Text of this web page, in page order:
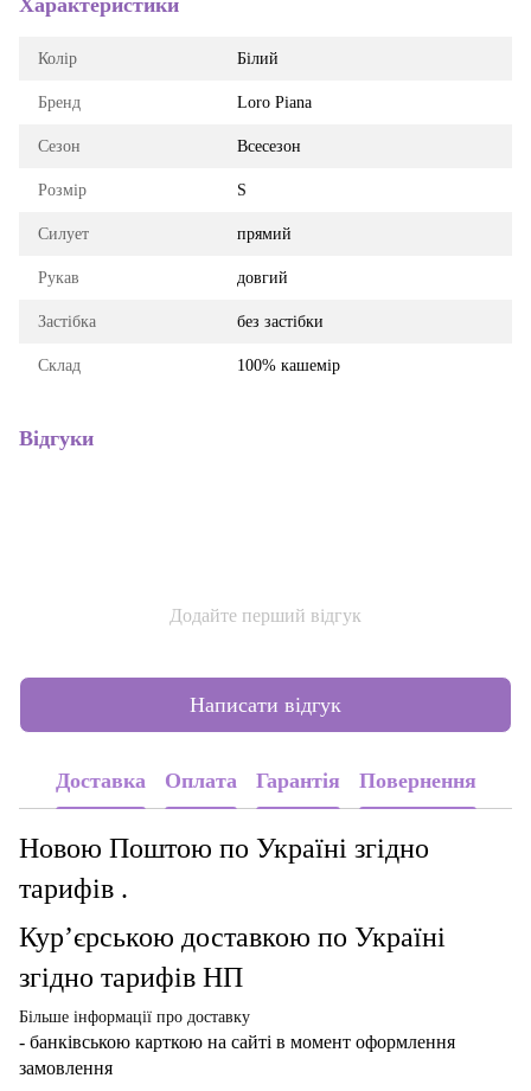
Характеристики
Колір Білий
Бренд Loro Piana
Сезон Всесезон
Розмір S
Силует прямий
Рукав довгий
Застібка без застібки
Склад 100% кашемір
Відгуки
Додайте перший відгук
Написати відгук
Доставка Оплата Гарантія Повернення
Новою Поштою по Україні згідно
тарифів .
Кур’єрською доставкою по Україні
згідно тарифів НП
Більше інформації про доставку
- банківською карткою на сайті в момент оформлення
замовлення